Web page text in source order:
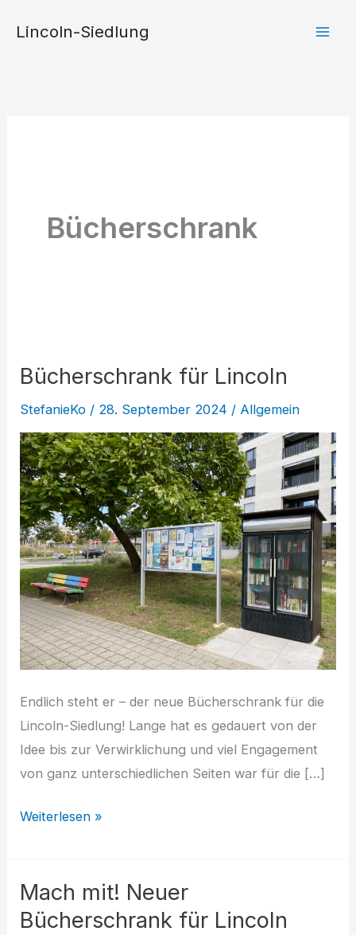
InhaltLincoln-Siedlung
Bücherschrank
Bücherschrank für Lincoln
StefanieKo / 28. September 2024 / Allgemein
Endlich steht er – der neue Bücherschrank für die
Lincoln-Siedlung! Lange hat es gedauert von der
Idee bis zur Verwirklichung und viel Engagement
von ganz unterschiedlichen Seiten war für die […]
Bücherschrank
Weiterlesen »
Mach mit! Neuer
Bücherschrank für Lincoln